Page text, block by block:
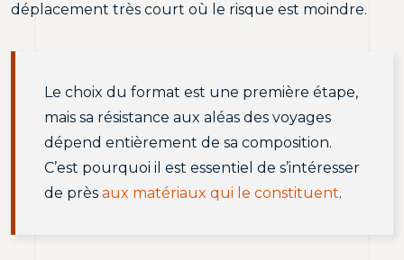
déplacement très court où le risque est moindre.
Le choix du format est une première étape,
mais sa résistance aux aléas des voyages
dépend entièrement de sa composition.
C’est pourquoi il est essentiel de s’intéresser
de près aux matériaux qui le constituent.